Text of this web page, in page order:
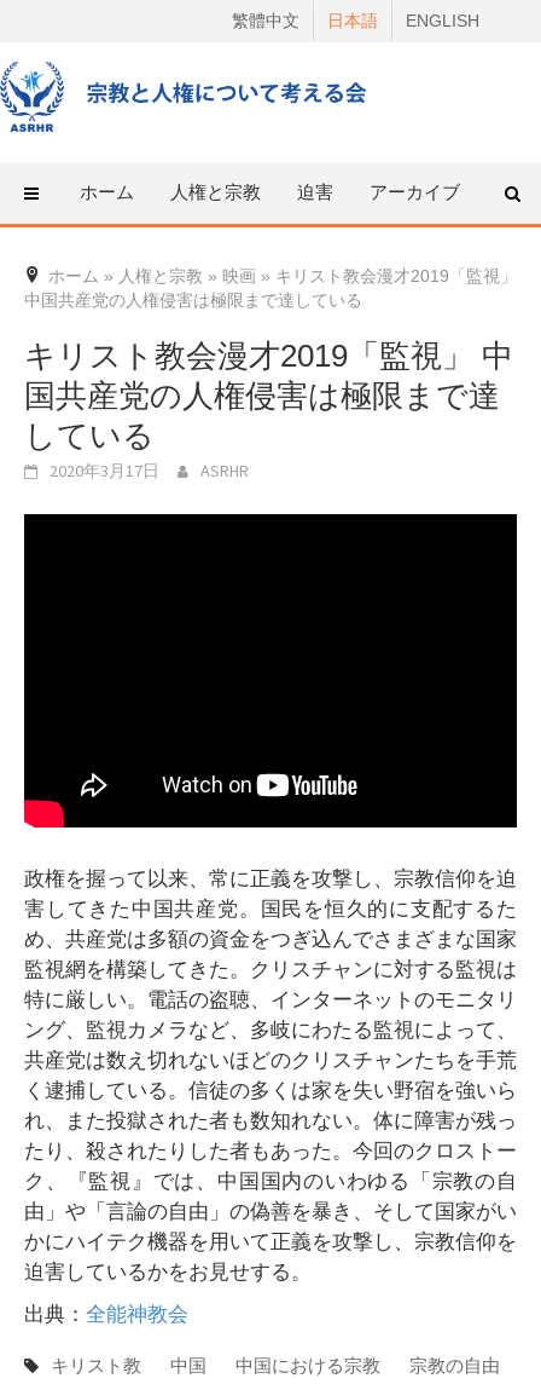
content
繁體中文 日本語 ENGLISH
ホーム 人権と宗教 迫害 アーカイブ 人権
ホーム » 人権と宗教 » 映画 » キリスト教会漫才2019「監視」
中国共産党の人権侵害は極限まで達している
キリスト教会漫才2019「監視」 中
国共産党の人権侵害は極限まで達
している
2020年3月17日 ASRHR
政権を握って以来、常に正義を攻撃し、宗教信仰を迫
害してきた中国共産党。国民を恒久的に支配するた
め、共産党は多額の資金をつぎ込んでさまざまな国家
監視網を構築してきた。クリスチャンに対する監視は
特に厳しい。電話の盗聴、インターネットのモニタリ
ング、監視カメラなど、多岐にわたる監視によって、
共産党は数え切れないほどのクリスチャンたちを手荒
く逮捕している。信徒の多くは家を失い野宿を強いら
れ、また投獄された者も数知れない。体に障害が残っ
たり、殺されたりした者もあった。今回のクロストー
ク、『監視』では、中国国内のいわゆる「宗教の自
由」や「言論の自由」の偽善を暴き、そして国家がい
かにハイテク機器を用いて正義を攻撃し、宗教信仰を
迫害しているかをお見せする。
出典： 全能神教会
キリスト教 中国 中国における宗教
宗教の自由